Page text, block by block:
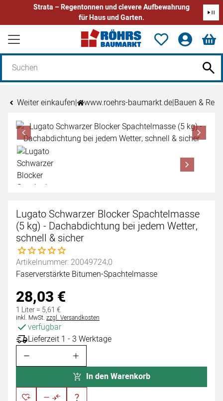
Strata – Regentonnen und clevere Aufbewahrung
für Haus und Garten.
Zum Hauptinhalt springen
Weiter einkaufen| www.roehrs-baumarkt.de|Bauen &
Produktgalerie
Zur Kaufbox springen
Lugato Schwarzer Blocker Spachtelmasse
(5 kg) - Dachabdichtung bei jedem Wetter,
schnell & sicher
Noch keine Bewertungen abgegeben
Artikelnummer: 20049724;0
Faserverstärkte Bitumen-Spachtelmasse
28,03 €
1 Liter = 5,61 €
Steuerhinweis:
inkl. MwSt. zzgl. Versandkosten
verfügbar
Lieferzeit 1 - 3 Werktage
In den Warenkorb